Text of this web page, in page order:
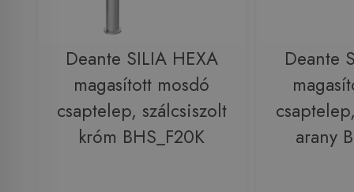
Deante SILIA HEXA
magasított mosdó
csaptelep, szálcsiszolt
króm BHS_F20K
Deante
arany